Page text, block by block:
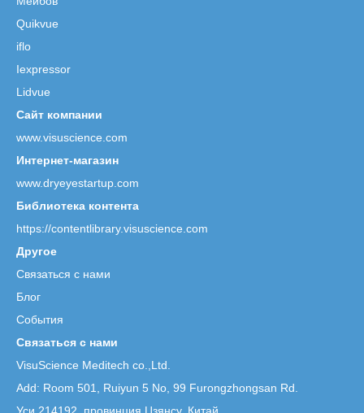
Quikvue
iflo
Iexpressor
Lidvue
Сайт компании
www.visuscience.com
Интернет-магазин
www.dryeyestartup.com
Библиотека контента
https://contentlibrary.visuscience.com
Другое
Связаться с нами
Блог
События
Связаться с нами
VisuScience Meditech co.,Ltd.
Add: Room 501, Ruiyun 5 No, 99 Furongzhongsan Rd.
Уси 214192, провинция Цзянсу, Китай